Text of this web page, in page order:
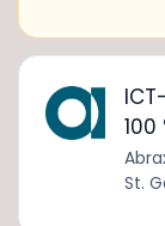
100
St.